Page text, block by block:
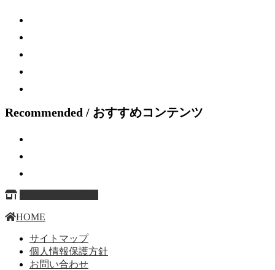
Recommended / おすすめコンテンツ
HOME
サイトマップ
個人情報保護方針
お問い合わせ